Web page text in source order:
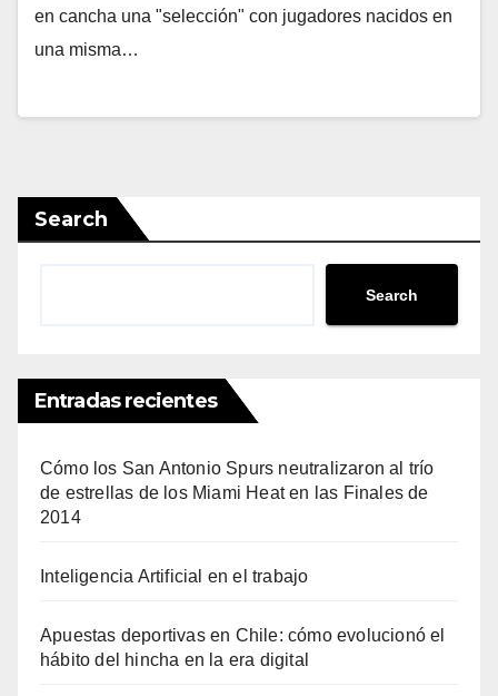
en cancha una "selección" con jugadores nacidos en
una misma…
Search
Search
Entradas recientes
Cómo los San Antonio Spurs neutralizaron al trío
de estrellas de los Miami Heat en las Finales de
2014
Inteligencia Artificial en el trabajo
Apuestas deportivas en Chile: cómo evolucionó el
hábito del hincha en la era digital